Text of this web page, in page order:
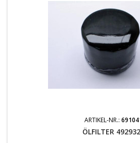
ARTIKEL-NR.:
ÖLFILTER